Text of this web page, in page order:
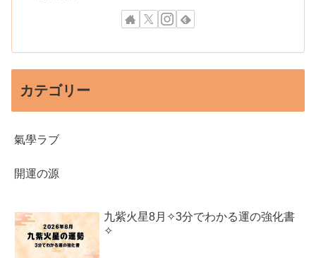
カテゴリー
氣學ラブ
開運の源
九紫火星8月✧3分でわかる運の強化書
✧